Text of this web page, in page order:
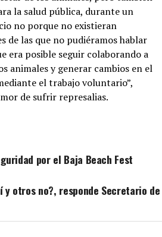
la salud pública, durante un
no porque no existieran
de las que no pudiéramos hablar
era posible seguir colaborando a
animales y generar cambios en el
el trabajo voluntario”,
de sufrir represalias.
por el Baja Beach Fest
y otros no?, responde Secretario de